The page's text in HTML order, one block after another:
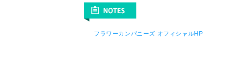
フラワーカンパニーズ オフィシャルHP